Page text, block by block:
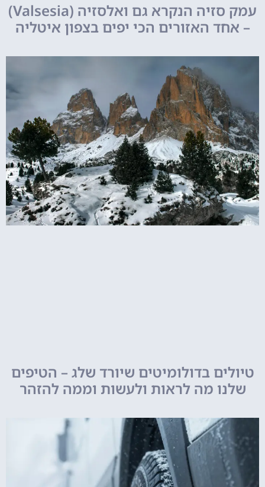
עמק סזיה הנקרא גם ואלסזיה (Valsesia)
– אחד האזורים הכי יפים בצפון איטליה
טיולים בדולומיטים שיורד שלג – הטיפים
שלנו מה לראות ולעשות וממה להזהר